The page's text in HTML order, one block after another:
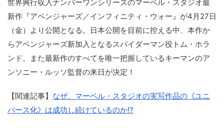
世界興行収入ナンバーワンシリーズのマーベル・スタジオ最
新作『アベンジャーズ／インフィニティ・ウォー』が4月27日
（金）より公開となる。日本公開を目前に控える中、本作か
らアベンジャーズ新加入となるスパイダーマン役トム・ホラ
ンド、また最新作のすべてを唯一把握しているキーマンのア
ンソニー・ルッソ監督の来日が決定！
【関連記事】 なぜ、マーベル・スタジオの実写作品の《ユニ
バース化》は成功し続けているのか!?